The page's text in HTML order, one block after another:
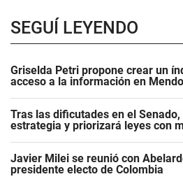
SEGUÍ LEYENDO
Griselda Petri propone crear un
acceso a la información en
Tras las dificutades en el
estrategia y priorizará leyes con
Javier Milei se reunió con
presidente electo de Colombia